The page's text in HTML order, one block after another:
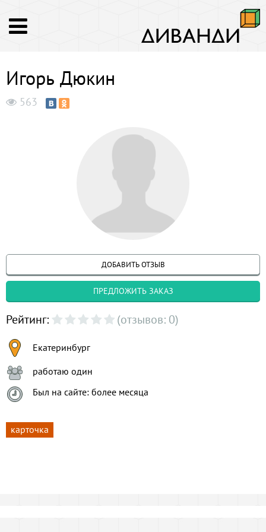
Игорь Дюкин
563
ДОБАВИТЬ ОТЗЫВ
ПРЕДЛОЖИТЬ ЗАКАЗ
Рейтинг: (отзывов: 0)
Екатеринбург
работаю один
Был на сайте: более месяца
карточка